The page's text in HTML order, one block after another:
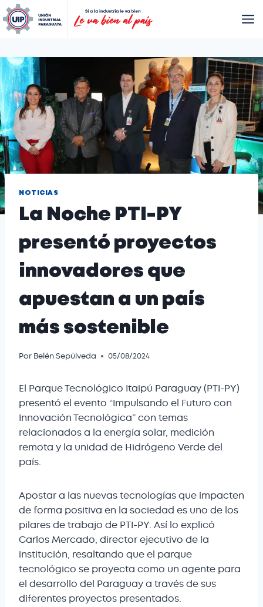
NOTICIAS
La Noche PTI-PY
presentó proyectos
innovadores que
apuestan a un país
más sostenible
Por Belén Sepúlveda 05/08/2024
El Parque Tecnológico Itaipú Paraguay (PTI-PY)
presentó el evento “Impulsando el Futuro con
Innovación Tecnológica” con temas
relacionados a la energía solar, medición
remota y la unidad de Hidrógeno Verde del
país.
Apostar a las nuevas tecnologías que impacten
de forma positiva en la sociedad es uno de los
pilares de trabajo de PTI-PY. Así lo explicó
Carlos Mercado, director ejecutivo de la
institución, resaltando que el parque
tecnológico se proyecta como un agente para
el desarrollo del Paraguay a través de sus
diferentes proyectos presentados.